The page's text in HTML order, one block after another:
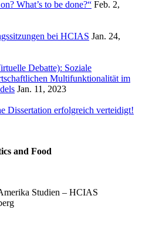
What’s to be done?“ Feb. 2,
bei HCIAS Jan. 24,
Debatte): Soziale
Multifunktionalität im
Jan. 11, 2023
Dissertation erfolgreich verteidigt!
and Food
Studien – HCIAS